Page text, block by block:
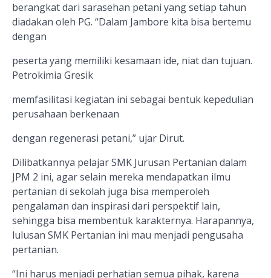
berangkat dari sarasehan petani yang setiap tahun
diadakan oleh PG. “Dalam Jambore kita bisa bertemu
dengan
peserta yang memiliki kesamaan ide, niat dan tujuan.
Petrokimia Gresik
memfasilitasi kegiatan ini sebagai bentuk kepedulian
perusahaan berkenaan
dengan regenerasi petani,” ujar Dirut.
Dilibatkannya pelajar SMK Jurusan Pertanian dalam
JPM 2 ini, agar selain mereka mendapatkan ilmu
pertanian di sekolah juga bisa memperoleh
pengalaman dan inspirasi dari perspektif lain,
sehingga bisa membentuk karakternya. Harapannya,
lulusan SMK Pertanian ini mau menjadi pengusaha
pertanian.
“Ini harus menjadi perhatian semua pihak, karena